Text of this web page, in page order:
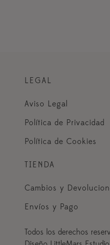
LEGAL
Aviso Legal
Política de Privacidad
Política de Cookies
TIENDA
Cambios y
Envíos y Pago
Todos los derechos